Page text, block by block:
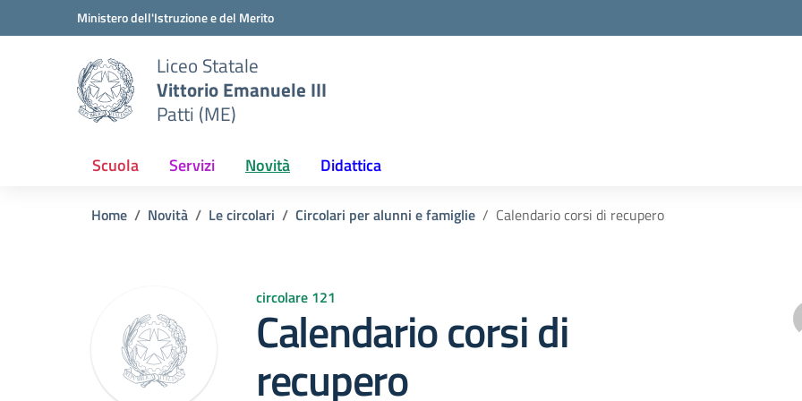
Vai ai contenuti
Vai al menu di navigazioneMinistero dell'Istruzione e del Merito
Liceo Statale
Vittorio Emanuele III
Patti (ME)
Scuola Servizi Novità Didattica
Home Novità Le circolari Circolari per alunni e famiglie Calendario corsi di recupero
circolare 121
Calendario corsi di
recupero